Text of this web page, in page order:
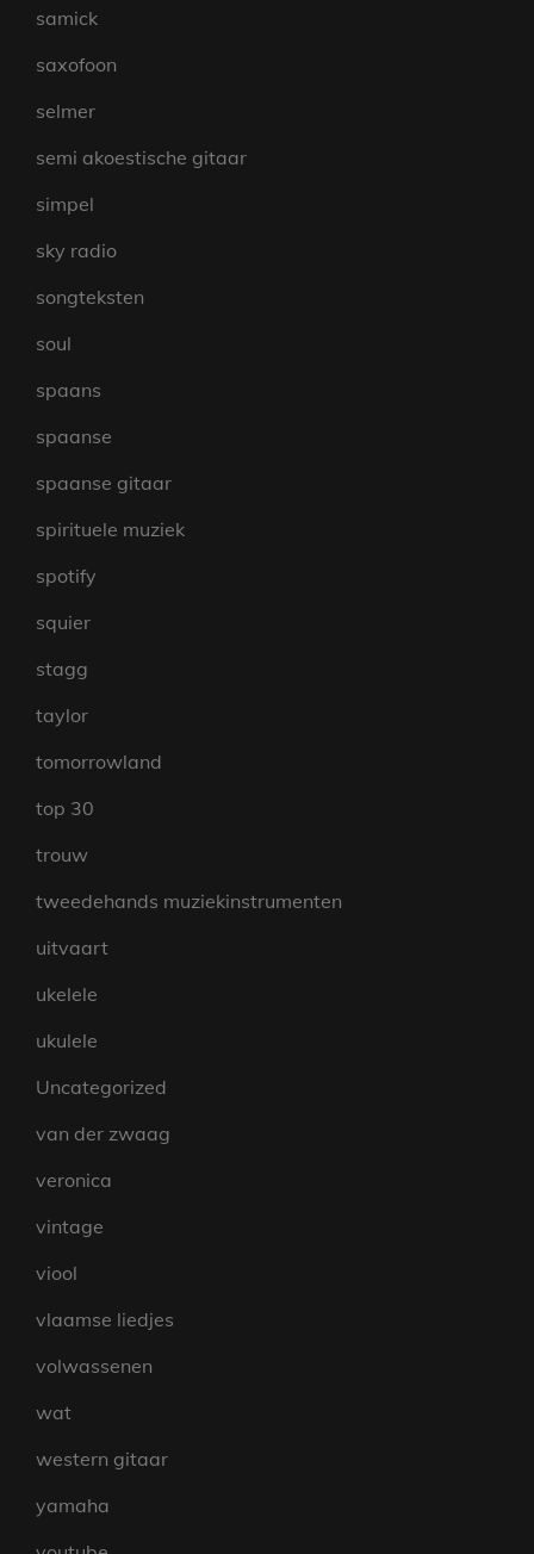
samick
saxofoon
selmer
semi akoestische gitaar
simpel
sky radio
songteksten
soul
spaans
spaanse
spaanse gitaar
spirituele muziek
spotify
squier
stagg
taylor
tomorrowland
top 30
trouw
tweedehands muziekinstrumenten
uitvaart
ukelele
ukulele
Uncategorized
van der zwaag
veronica
vintage
viool
vlaamse liedjes
volwassenen
wat
western gitaar
yamaha